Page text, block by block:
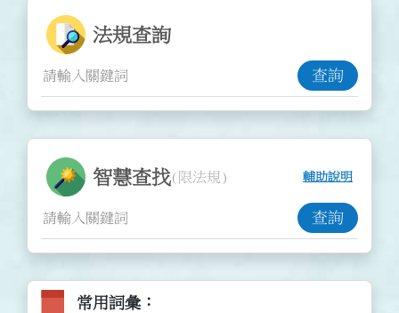
法規查詢功能
法規查詢
查詢
智慧查找功能
智慧查找(限法規) 輔助說明
查詢
常用詞彙圖標
常用詞彙